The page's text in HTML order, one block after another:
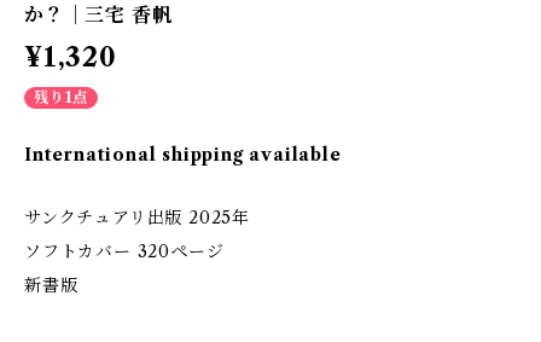
か？｜三宅 香帆
¥1,320
残り1点
International shipping available
サンクチュアリ出版 2025年
ソフトカバー 320ページ
新書版